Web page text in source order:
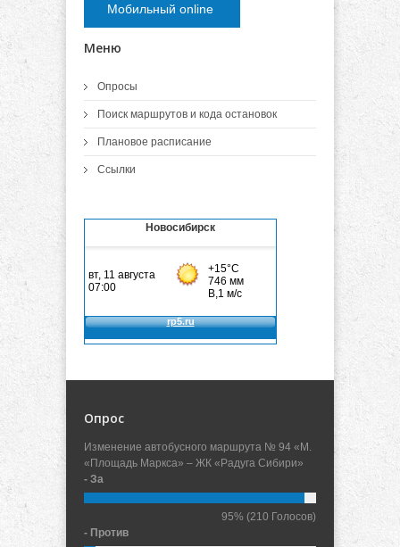
Мобильный online
Меню
Опросы
Поиск маршрутов и кода остановок
Плановое расписание
Ссылки
Новосибирск
Опрос
Изменение автобусного маршрута № 94 «М.
«Площадь Маркса» – ЖК «Радуга Сибири»
- За
95% (210 Голосов)
- Против